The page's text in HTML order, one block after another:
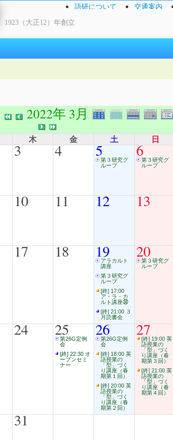
1923（大正12）年創立
語研について 交通案内
2022年 3月
木 金 土 日
3 4 5第３研究グ
ループ
6第３研究グ
ループ
10 11 12 13
17 18 19
アラカルト
講座
第３研究グ
ループ
[終] 17:00
ア・ラ・カ
ルト講座㉚
[終] 21:00 ３
月読書会
20
第３研究グ
ループ
24 25
第26G定例
会
[終] 22:30 オ
ープンセミ
ナー
26
第26G定例
会
[終] 18:00 英
語授業の
「型」づく
り講座（春
期第１回）
[終] 20:00 英
語授業の
「型」づく
り講座（春
期第２回）
27
[終] 19:00 英
語授業の
「型」づく
り講座（春
期第３回）
[終] 21:00 英
語授業の
「型」づく
り講座（春
期第４回）
31